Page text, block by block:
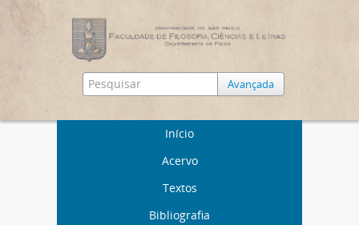
Avançada
Início
Acervo
Textos
Bibliografia